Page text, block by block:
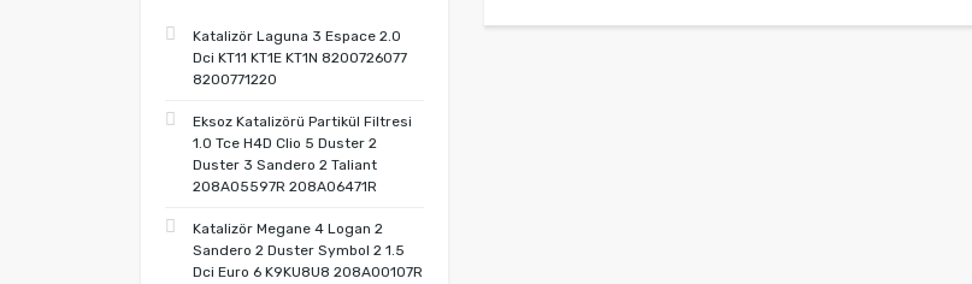
Katalizör Laguna 3 Espace 2.0
Dci KT11 KT1E KT1N 8200726077
8200771220
Eksoz Katalizörü Partikül Filtresi
1.0 Tce H4D Clio 5 Duster 2
Duster 3 Sandero 2 Taliant
208A05597R 208A06471R
Katalizör Megane 4 Logan 2
Sandero 2 Duster Symbol 2 1.5
Dci Euro 6 K9KU8U8 208A00107R